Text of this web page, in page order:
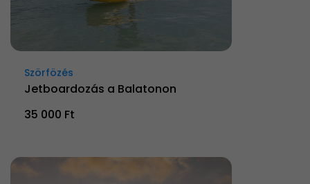
Szörfözés
Jetboardozás a Balatonon
35 000 Ft